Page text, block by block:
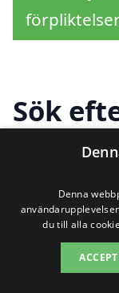
Sök
städer
Denna
du till alla